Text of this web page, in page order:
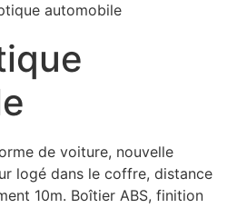
automobile
de voiture, nouvelle
logé dans le coffre, distance
10m. Boîtier ABS, finition